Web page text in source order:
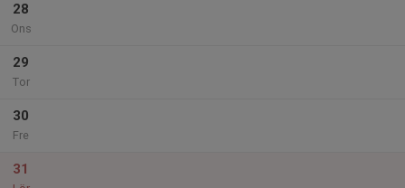
28
Ons
29
Tor
30
Fre
31